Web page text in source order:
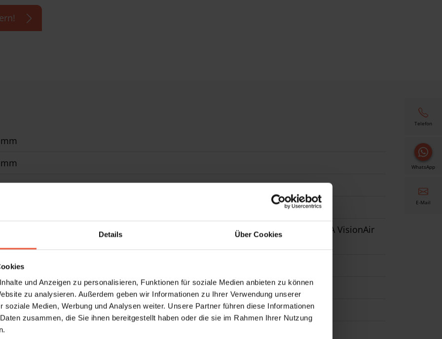
Details Über Cookies
und Anzeigen zu personalisieren, Funktionen für soziale Medien anbieten zu können
zu analysieren. Außerdem geben wir Informationen zu Ihrer Verwendung unserer
soziale Medien, Werbung und Analysen weiter. Unsere Partner führen diese Informationen
zusammen, die Sie ihnen bereitgestellt haben oder die sie im Rahmen Ihrer Nutzung
Gaze, WAREMA VisionAir Feinstaub-Gaze, WAREMA VisionAir-Gaze, WAREMA VisionAir
Oberfläche pulverbeschichtet, stranggepresst
zweiflügelig
Fenster, Türen
Führungsschienen
Telefon
WhatsApp
E-Mail